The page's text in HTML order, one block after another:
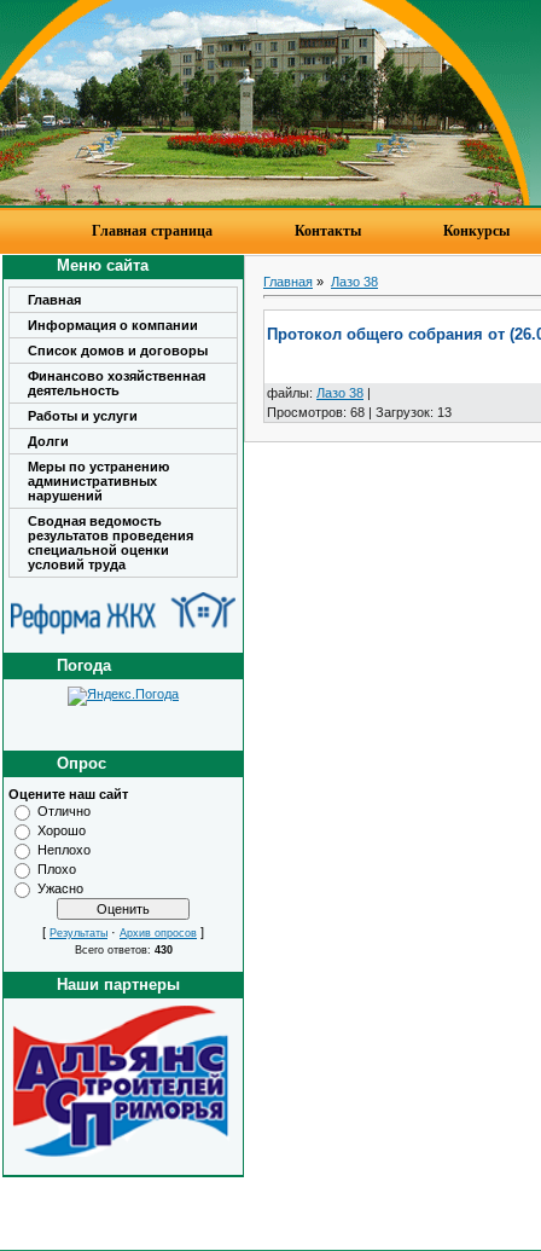
Главная страница Контакты Конкурсы
Меню сайта
Главная
Информация о компании
Список домов и договоры
Финансово хозяйственная
деятельность
Работы и услуги
Долги
Меры по устранению
административных
нарушений
Сводная ведомость
результатов проведения
специальной оценки
условий труда
Погода
Опрос
Оцените наш сайт
Отлично
Хорошо
Неплохо
Плохо
Ужасно
[ Результаты · Архив опросов ]
Всего ответов: 430
Наши партнеры
Главная » Лазо 38
Протокол общего собрания от
файлы: Лазо 38 |
Просмотров: 68 | Загрузок: 13